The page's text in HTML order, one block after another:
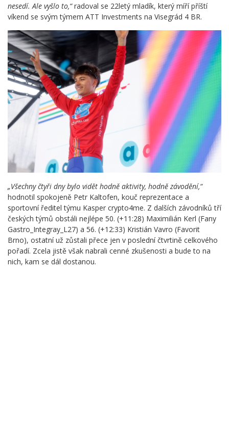
nesedí. Ale vyšlo to,“radoval se 22letý mladík, který míří příští
víkend se svým týmem ATT Investments na Visegrád 4 BR.
„Všechny čtyři dny bylo vidět hodně aktivity, hodně závodění,“
hodnotil spokojeně Petr Kaltofen, kouč reprezentace a
sportovní ředitel týmu Kasper crypto4me. Z dalších závodníků tří
českých týmů obstáli nejlépe 50. (+11:28) Maximilián Kerl (Fany
Gastro_Integray_L27) a 56. (+12:33) Kristián Vavro (Favorit
Brno), ostatní už zůstali přece jen v poslední čtvrtině celkového
pořadí. Zcela jistě však nabrali cenné zkušenosti a bude to na
nich, kam se dál dostanou.